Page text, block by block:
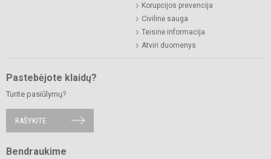
Korupcijos prevencija
Civilinė sauga
Teisinė informacija
Atviri duomenys
Pastebėjote klaidų?
Turite pasiūlymų?
RAŠYKITE
Bendraukime